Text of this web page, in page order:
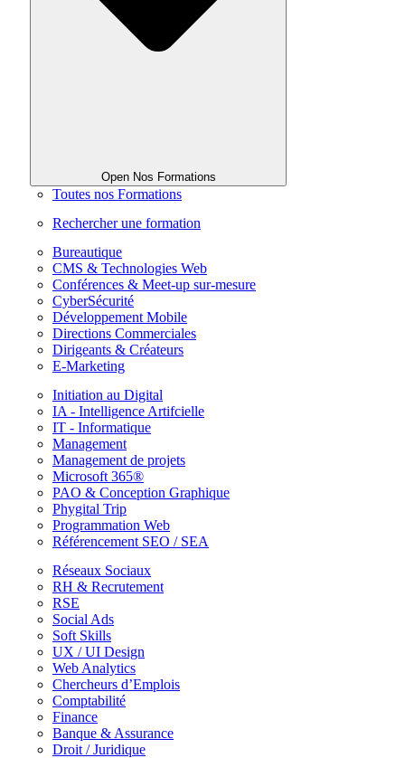
Open Nos Formations
Toutes nos Formations
Rechercher une formation
Bureautique
CMS & Technologies Web
Conférences & Meet-up sur-mesure
CyberSécurité
Développement Mobile
Directions Commerciales
Dirigeants & Créateurs
E-Marketing
Initiation au Digital
IA - Intelligence Artifcielle
IT - Informatique
Management
Management de projets
Microsoft 365®
PAO & Conception Graphique
Phygital Trip
Programmation Web
Référencement SEO / SEA
Réseaux Sociaux
RH & Recrutement
RSE
Social Ads
Soft Skills
UX / UI Design
Web Analytics
Chercheurs d’Emplois
Comptabilité
Finance
Banque & Assurance
Droit / Juridique